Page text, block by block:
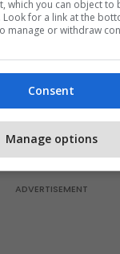
festës së
të ‘Dardanëve’
27/03/2026
Irani ka një
dhënë fund
mund t'i sjellë
which you can object to
for a link at the
manage or withdraw
Consent
Manage options